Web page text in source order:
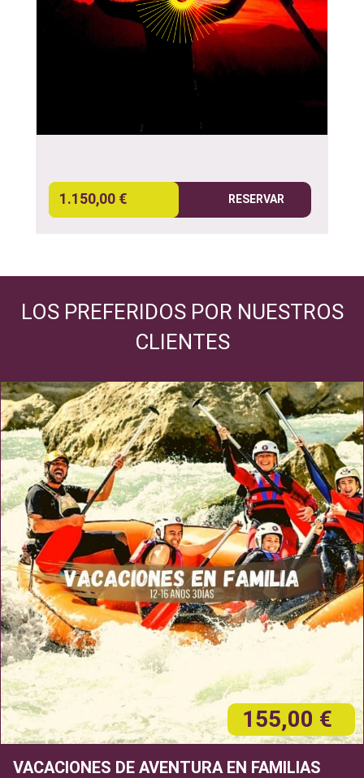
1.150,00 € RESERVAR
LOS PREFERIDOS POR NUESTROS
CLIENTES
155,00 €
VACACIONES DE AVENTURA EN FAMILIAS